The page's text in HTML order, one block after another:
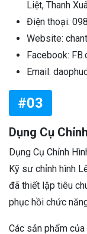
Liệt, Thanh
Điện thoại:
Website:
Facebook:
Email:
#03
Dụng Cụ
Dụng Cụ Chỉnh
Kỹ sư chỉnh hình
đã thiết lập tiêu
phục hồi chức
Các sản phẩm